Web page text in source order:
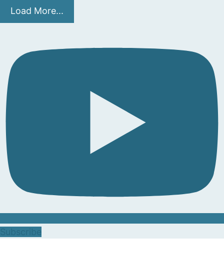
Load More...